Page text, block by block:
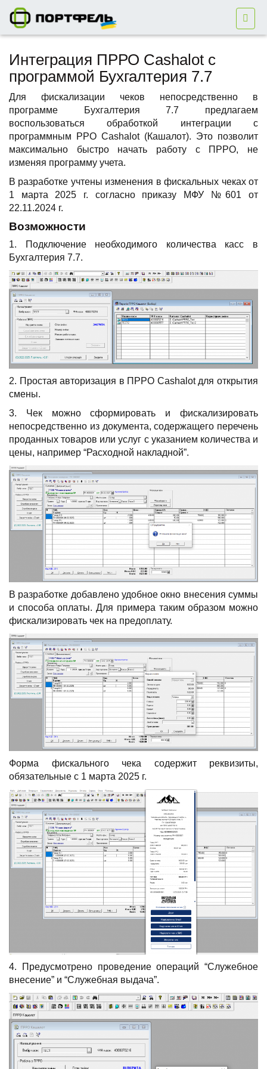
Интеграция ПРРО Cashalot с
программой Бухгалтерия 7.7
Для фискализации чеков непосредственно в
программе Бухгалтерия 7.7 предлагаем
воспользоваться обработкой интеграции с
программным РРО Cashalot (Кашалот). Это позволит
максимально быстро начать работу с ПРРО, не
изменяя программу учета.
В разработке учтены изменения в фискальных чеках от
1 марта 2025 г. согласно приказу МФУ №601 от
22.11.2024 г.
Возможности
1. Подключение необходимого количества касс в
Бухгалтерия 7.7.
2. Простая авторизация в ПРРО Cashalot для открытия
смены.
3. Чек можно сформировать и фискализировать
непосредственно из документа, содержащего перечень
проданных товаров или услуг с указанием количества и
цены, например “Расходной накладной”.
В разработке добавлено удобное окно внесения суммы
и способа оплаты. Для примера таким образом можно
фискализировать чек на предоплату.
Форма фискального чека содержит реквизиты,
обязательные с 1 марта 2025 г.
4. Предусмотрено проведение операций “Служебное
внесение” и “Служебная выдача”.